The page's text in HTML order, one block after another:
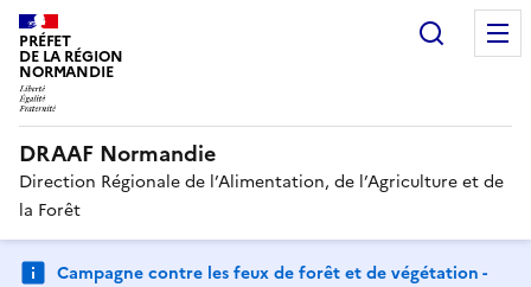
PRÉFET
DE LA RÉGION
NORMANDIE
DRAAF Normandie
Direction Régionale de l’Alimentation, de l’Agriculture et de
la Forêt
Campagne contre les feux de forêt et de végétation -